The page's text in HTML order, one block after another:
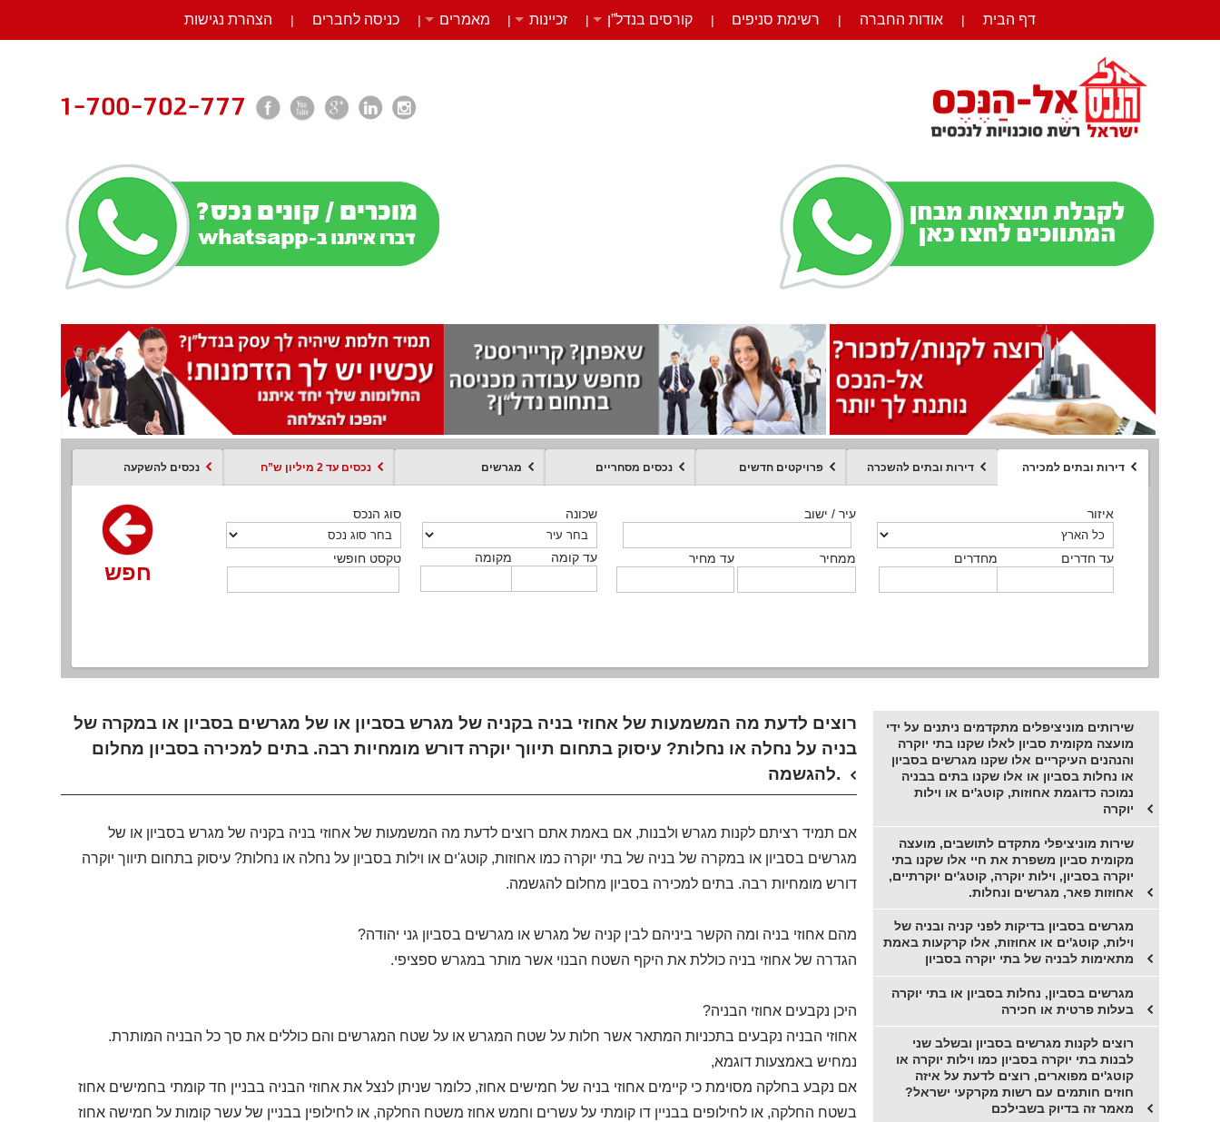
דף הבית | אודות החברה | רשימת סניפים | קורסים בנדל”ן | זכיינות | מאמרים | כניסה לחברים | הצהרת נגישות
דירות ובתים למכירה דירות ובתים להשכרה פרויקטים חדשים נכסים מסחריים מגרשים נכסים עד 2 מיליון ש”ח נכסים להשקעה
איזור
מחדרים עד חדרים
עיר / ישוב
ממחיר עד מחיר
שכונה
מקומה עד קומה
סוג הנכס
טקסט חופשי
חפש
איזור
מחדרים עד חדרים
עיר / ישוב
ממחיר עד מחיר
שכונה
מקומה עד קומה
סוג הנכס
טקסט חופשי
חפש
איזור
מחדרים עד חדרים
עיר / ישוב
ממחיר עד מחיר
שכונה
מקומה עד קומה
סוג הנכס
טקסט חופשי
חפש
איזור
סוג הנכס
עיר / ישוב
ממחיר עד מחיר
שכונה
מקומה עד קומה
סוג עסקה
טקסט חופשי
חפש
סוג הנכס ממחיר מקומה
חפש
איזור
מחדרים עד חדרים
עיר / ישוב
מקומה עד קומה
שכונה
טקסט חופשי
סוג הנכס
חפש
איזור
סוג הנכס
עיר / ישוב
ממחיר עד מחיר
שכונה
מקומה עד קומה
טקסט חופשי
חפש
רוצים לדעת מה המשמעות של אחוזי בניה בקניה של מגרש בסביון או של מגרשים בסביון או במקרה של
בניה על נחלה או נחלות? עיסוק בתחום תיווך יוקרה דורש מומחיות רבה. בתים למכירה בסביון מחלום
להגשמה.
אם תמיד רציתם לקנות מגרש ולבנות, אם באמת אתם רוצים לדעת מה המשמעות של אחוזי בניה בקניה של מגרש בסביון או של
מגרשים בסביון או במקרה של בניה של בתי יוקרה כמו אחוזות, קוטג'ים או וילות בסביון על נחלה או נחלות? עיסוק בתחום תיווך יוקרה
דורש מומחיות רבה. בתים למכירה בסביון מחלום להגשמה.
מהם אחוזי בניה ומה הקשר ביניהם לבין קניה של מגרש או מגרשים בסביון גני יהודה?
הגדרה של אחוזי בניה כוללת את היקף השטח הבנוי אשר מותר במגרש ספציפי.
היכן נקבעים אחוזי הבניה?
אחוזי הבניה נקבעים בתכניות המתאר אשר חלות על שטח המגרש או על שטח המגרשים והם כוללים את סך כל הבניה המותרת.
נמחיש באמצעות דוגמא,
אם נקבע בחלקה מסוימת כי קיימים אחוזי בניה של חמישים אחוז, כלומר שניתן לנצל את אחוזי הבניה בבניין חד קומתי בחמישים אחוז
בשטח החלקה, או לחילופים בבניין דו קומתי על עשרים וחמש אחוז משטח החלקה, או לחילופין בבניין של עשר קומות על חמישה אחוז
שירותים מוניציפלים מתקדמים ניתנים על ידי
מועצה מקומית סביון לאלו שקנו בתי יוקרה
והנהנים העיקריים אלו שקנו מגרשים בסביון
או נחלות בסביון או אלו שקנו בתים בבניה
נמוכה כדוגמת אחוזות, קוטג'ים או וילות
יוקרה
שירות מוניציפלי מתקדם לתושבים, מועצה
מקומית סביון משפרת את חיי אלו שקנו בתי
יוקרה בסביון, וילות יוקרה, קוטג'ים יוקרתיים,
אחוזות פאר, מגרשים ונחלות.
מגרשים בסביון בדיקות לפני קניה ובניה של
וילות, קוטג'ים או אחוזות, אלו קרקעות באמת
מתאימות לבניה של בתי יוקרה בסביון
מגרשים בסביון, נחלות בסביון או בתי יוקרה
בעלות פרטית או חכירה
רוצים לקנות מגרשים בסביון ובשלב שני
לבנות בתי יוקרה בסביון כמו וילות יוקרה או
קוטג'ים מפוארים, רוצים לדעת על איזה
חוזים חותמים עם רשות מקרקעי ישראל?
מאמר זה בדיוק בשבילכם